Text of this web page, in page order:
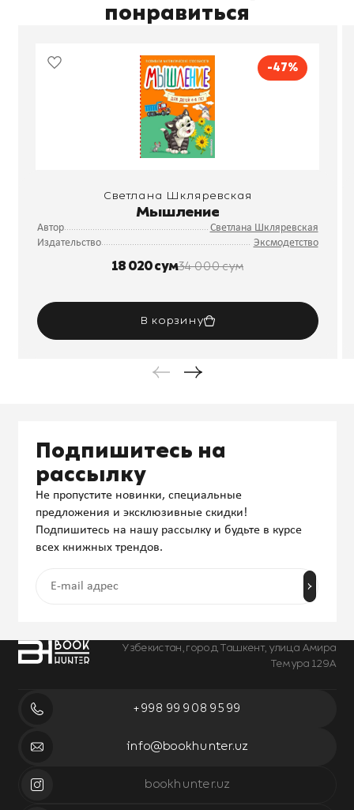
понравиться
-47%
Светлана Шкляревская
Мышление
Автор
Светлана Шкляревская
Издательство
Эксмодетство
18 020 сум34 000 сум
В корзину
Узбекистан, город Ташкент, улица Амира
Темура 129А
+998 99 908 95 99
info@bookhunter.uz
bookhunter.uz
Подпишитесь на
рассылку
Не пропустите новинки, специальные
предложения и эксклюзивные скидки!
Подпишитесь на нашу рассылку и будьте в курсе
всех книжных трендов.